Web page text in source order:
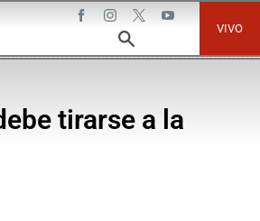
VIVO
tirarse a la